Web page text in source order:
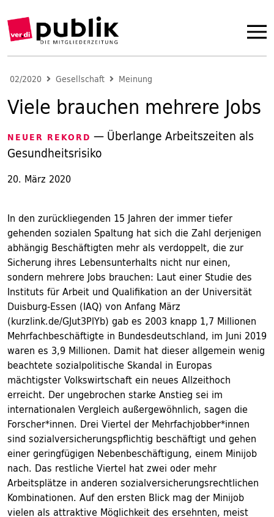
02/2020 Gesellschaft Meinung
Viele brauchen mehrere Jobs
NEUER REKORD — Überlange Arbeitszeiten als
Gesundheitsrisiko
20. März 2020
In den zurückliegenden 15 Jahren der immer tiefer
gehenden sozialen Spaltung hat sich die Zahl derjenigen
abhängig Beschäftigten mehr als verdoppelt, die zur
Sicherung ihres Lebensunterhalts nicht nur einen,
sondern mehrere Jobs brauchen: Laut einer Studie des
Instituts für Arbeit und Qualifikation an der Universität
Duisburg-Essen (IAQ) von Anfang März
(kurzlink.de/GJut3PlYb) gab es 2003 knapp 1,7 Millionen
Mehrfachbeschäftigte in Bundesdeutschland, im Juni 2019
waren es 3,9 Millionen. Damit hat dieser allgemein wenig
beachtete sozialpolitische Skandal in Europas
mächtigster Volkswirtschaft ein neues Allzeithoch
erreicht. Der ungebrochen starke Anstieg sei im
internationalen Vergleich außergewöhnlich, sagen die
Forscher*innen. Drei Viertel der Mehrfachjobber*innen
sind sozialversicherungspflichtig beschäftigt und gehen
einer geringfügigen Nebenbeschäftigung, einem Minijob
nach. Das restliche Viertel hat zwei oder mehr
Arbeitsplätze in anderen sozialversicherungsrechtlichen
Kombinationen. Auf den ersten Blick mag der Minijob
vielen als attraktive Möglichkeit des ersehnten, meist